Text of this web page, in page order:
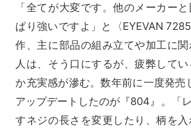
「全てが大変です。他のメーカー
ぱり強いですよ」と〈EYEVAN
作、主に部品の組み立てや加工に
人は、そう口にするが、疲弊して
か充実感が滲む。数年前に一度発売
アップデートしたのが『804』。「
すネジの長さを変更したり、柄を